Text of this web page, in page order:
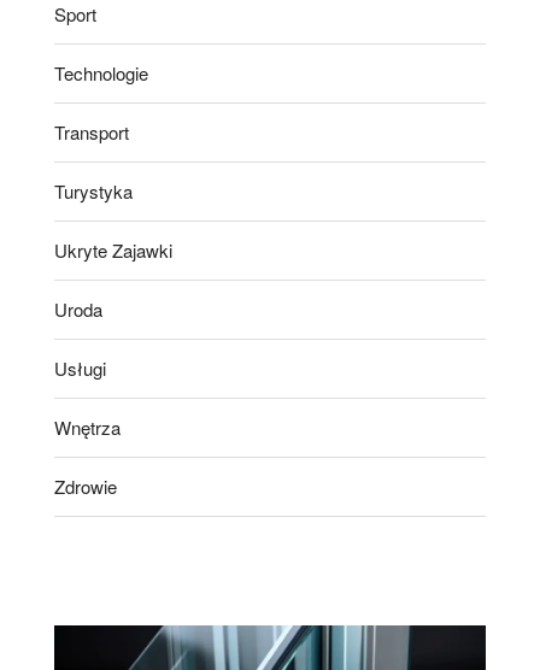
Sport
Technologie
Transport
Turystyka
Ukryte Zajawki
Uroda
Usługi
Wnętrza
Zdrowie